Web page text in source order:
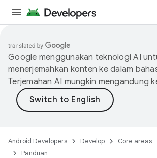
Google menggunakan teknologi AI
menerjemahkan konten ke dalam
Terjemahan AI mungkin mengandung
Android Developers Develop Core areas
Panduan